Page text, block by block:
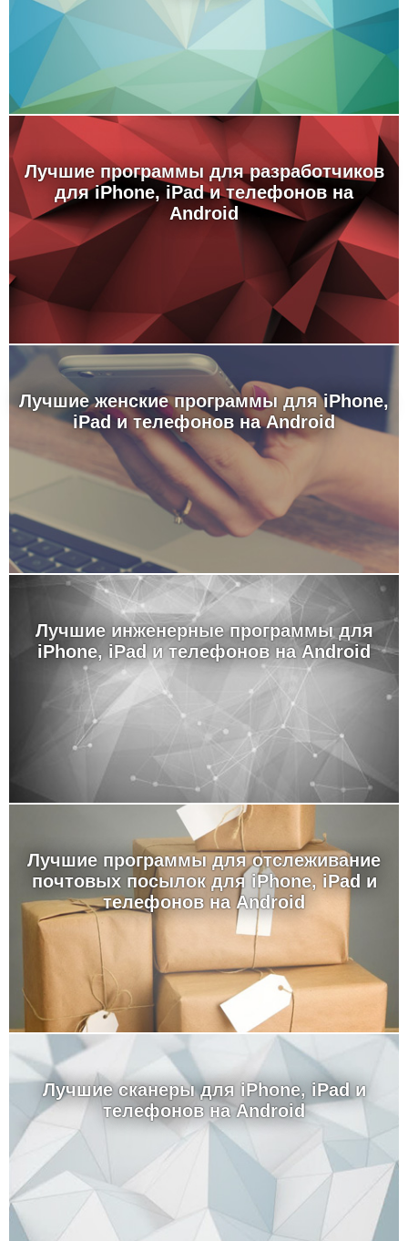
Лучшие программы для разработчиков
для iPhone, iPad и телефонов на
Android
Лучшие женские программы для iPhone,
iPad и телефонов на Android
Лучшие инженерные программы для
iPhone, iPad и телефонов на Android
Лучшие программы для отслеживание
почтовых посылок для iPhone, iPad и
телефонов на Android
Лучшие сканеры для iPhone, iPad и
телефонов на Android